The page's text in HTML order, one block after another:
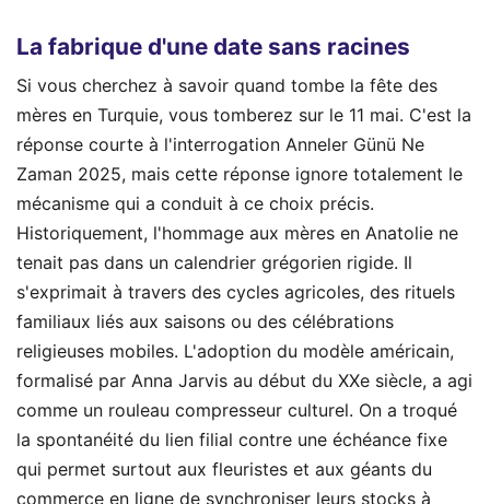
La fabrique d'une date sans racines
Si vous cherchez à savoir quand tombe la fête des
mères en Turquie, vous tomberez sur le 11 mai. C'est la
réponse courte à l'interrogation Anneler Günü Ne
Zaman 2025, mais cette réponse ignore totalement le
mécanisme qui a conduit à ce choix précis.
Historiquement, l'hommage aux mères en Anatolie ne
tenait pas dans un calendrier grégorien rigide. Il
s'exprimait à travers des cycles agricoles, des rituels
familiaux liés aux saisons ou des célébrations
religieuses mobiles. L'adoption du modèle américain,
formalisé par Anna Jarvis au début du XXe siècle, a agi
comme un rouleau compresseur culturel. On a troqué
la spontanéité du lien filial contre une échéance fixe
qui permet surtout aux fleuristes et aux géants du
commerce en ligne de synchroniser leurs stocks à